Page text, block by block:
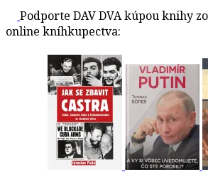
Podporte DAV DVA kúpou knihy
online kníhkupectva: